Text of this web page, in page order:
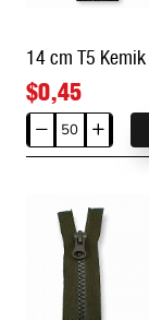
ZPS0100T10
14 cm T5 Kemik
$0,45
14
cm
Kemik
Fermuar
Kapalı
ZPK0014T5